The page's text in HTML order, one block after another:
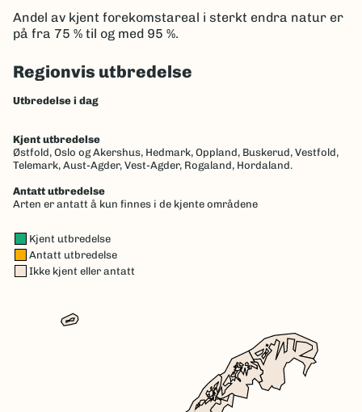
Andel av kjent forekomstareal i sterkt endra natur er
på fra 75 % til og med 95 %.
Regionvis utbredelse
Utbredelse i dag
Kjent utbredelse
Østfold, Oslo og Akershus, Hedmark, Oppland, Buskerud, Vestfold,
Telemark, Aust-Agder, Vest-Agder, Rogaland, Hordaland.
Antatt utbredelse
Arten er antatt å kun finnes i de kjente områdene
Kjent utbredelse
Antatt utbredelse
Ikke kjent eller antatt